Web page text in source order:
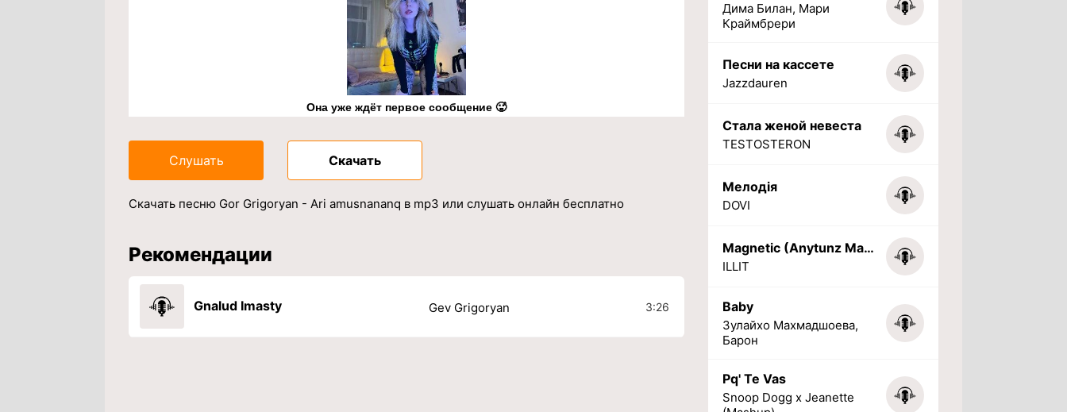
Она уже ждёт первое сообщение 🥵
Слушать Скачать
Скачать песню Gor Grigoryan - Ari amusnananq в mp3 или слушать онлайн бесплатно
Рекомендации
Gnalud Imasty Gev Grigoryan 3:26
Дима Билан, Мари
Краймбрери
Песни на кассете
Jazzdauren
Стала женой невеста
TESTOSTERON
Мелодія
DOVI
Magnetic (Anytunz Marimba Ringtone)
ILLIT
Baby
Зулайхо Махмадшоева,
Барон
Pq' Te Vas
Snoop Dogg x Jeanette